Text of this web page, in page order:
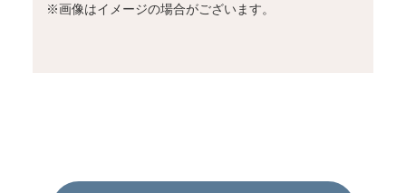
※画像はイメージの場合がございます。